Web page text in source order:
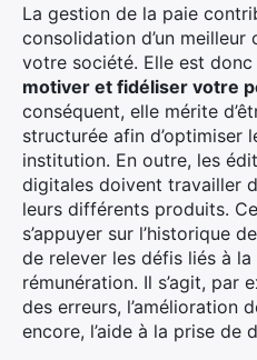
La gestion de la paie
consolidation d’un
votre société. Elle est
motiver et fidéliser votre
conséquent, elle mérite
structurée afin d’optimiser
institution. En outre, les
digitales doivent travailler
leurs différents produits.
s’appuyer sur l’historique
de relever les défis liés à
rémunération. Il s’agit, par
des erreurs, l’amélioration
encore, l’aide à la prise de